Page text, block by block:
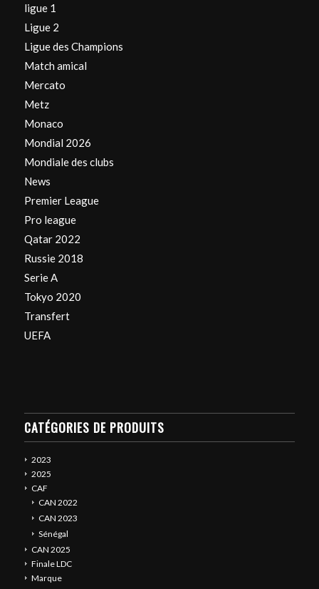
ligue 1
Ligue 2
Ligue des Champions
Match amical
Mercato
Metz
Monaco
Mondial 2026
Mondiale des clubs
News
Premier League
Pro league
Qatar 2022
Russie 2018
Serie A
Tokyo 2020
Transfert
UEFA
CATÉGORIES DE PRODUITS
2023
2025
CAF
CAN 2022
CAN 2023
Sénégal
CAN 2025
Finale LDC
Marque